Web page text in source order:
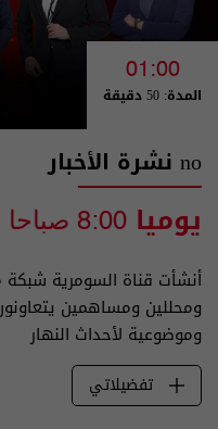
01:00
المدة: 50 دقيقة
no نشرة الأخبار
يوميا 8:00 صباحا
أنشأت قناة السومرية شبكة
ومحللين ومساهمين
وموضوعية لأحداث النهار
تفضيلاتي